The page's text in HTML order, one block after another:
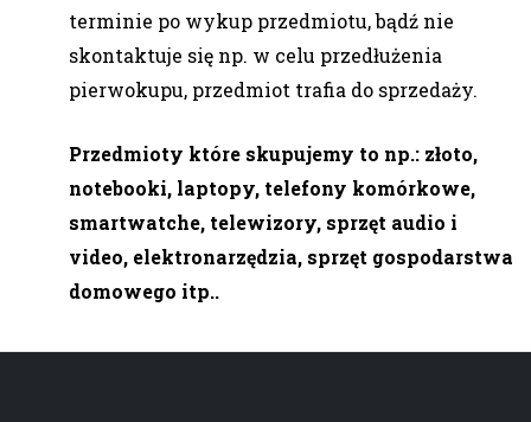
terminie po wykup przedmiotu, bądź nie
skontaktuje się np. w celu przedłużenia
pierwokupu, przedmiot trafia do sprzedaży.
Przedmioty które skupujemy to np.: złoto,
notebooki, laptopy, telefony komórkowe,
smartwatche, telewizory, sprzęt audio i
video, elektronarzędzia, sprzęt gospodarstwa
domowego itp..